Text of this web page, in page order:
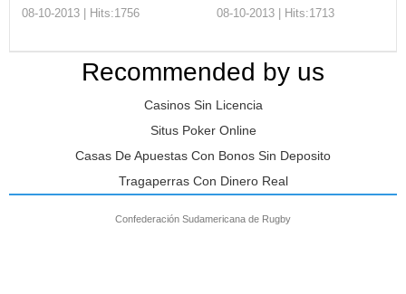
08-10-2013 | Hits:1756
COLOMBIANA DE
Organización: Nombre
Completo del Presidente:
Andrés Roberto Gómez
Castaño ...
08-10-2013 | Hits:1713
VENEZOLANA DE
RUGBY
Organización: Nombre
Completo del Presidente:
Erickson Bermudez Web d...
Recommended by us
Casinos Sin Licencia
Situs Poker Online
Casas De Apuestas Con Bonos Sin Deposito
Tragaperras Con Dinero Real
Confederación Sudamericana de Rugby